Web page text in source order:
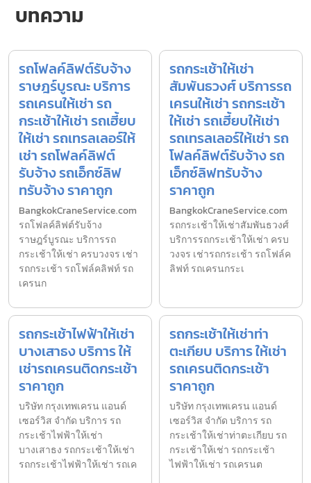
บทความ
รถโฟลค์ลิฟต์รับจ้าง
ราษฎร์บูรณะ บริการ
รถเครนให้เช่า รถ
กระเช้าให้เช่า รถเฮี้ยบ
ให้เช่า รถเทรลเลอร์ให้
เช่า รถโฟลค์ลิฟต์
รับจ้าง รถเอ็กซ์ลิฟ
ทรับจ้าง ราคาถูก
BangkokCraneService.com
รถโฟลค์ลิฟต์รับจ้าง
ราษฎร์บูรณะ บริการรถ
กระเช้าให้เช่า ครบวงจร เช่า
รถกระเช้า รถโฟล์คลิฟท์ รถ
เครนก
รถกระเช้าให้เช่า
สัมพันธวงศ์ บริการรถ
เครนให้เช่า รถกระเช้า
ให้เช่า รถเฮี้ยบให้เช่า
รถเทรลเลอร์ให้เช่า รถ
โฟลค์ลิฟต์รับจ้าง รถ
เอ็กซ์ลิฟทรับจ้าง
ราคาถูก
BangkokCraneService.com
รถกระเช้าให้เช่าสัมพันธวงศ์
บริการรถกระเช้าให้เช่า ครบ
วงจร เช่ารถกระเช้า รถโฟล์ค
ลิฟท์ รถเครนกระเ
รถกระเช้าไฟฟ้าให้เช่า
บางเสาธง บริการ ให้
เช่ารถเครนติดกระเช้า
ราคาถูก
บริษัท กรุงเทพเครน แอนด์
เซอร์วิส จำกัด บริการ รถ
กระเช้าไฟฟ้าให้เช่า
บางเสาธง รถกระเช้าให้เช่า
รถกระเช้าไฟฟ้าให้เช่า รถเค
รถกระเช้าให้เช่าท่า
ตะเกียบ บริการ ให้เช่า
รถเครนติดกระเช้า
ราคาถูก
บริษัท กรุงเทพเครน แอนด์
เซอร์วิส จำกัด บริการ รถ
กระเช้าให้เช่าท่าตะเกียบ รถ
กระเช้าให้เช่า รถกระเช้า
ไฟฟ้าให้เช่า รถเครนต